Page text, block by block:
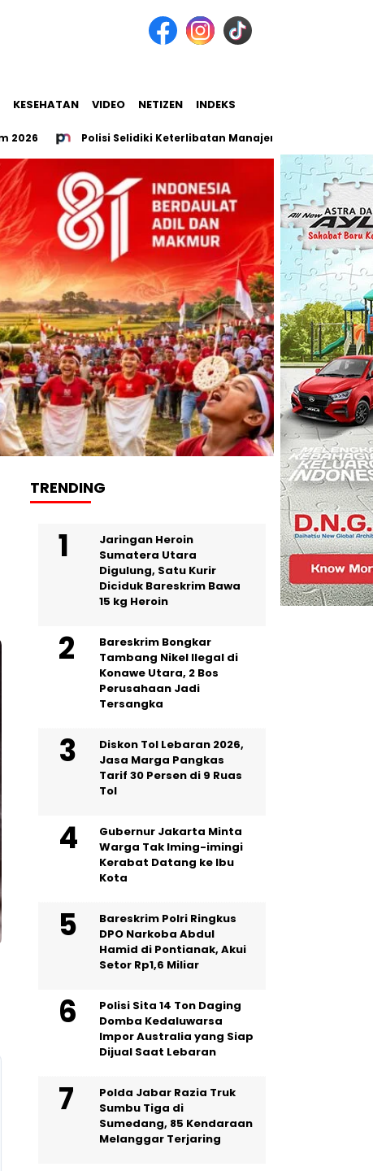
KESEHATAN VIDEO NETIZEN INDEKS
Polisi Selidiki Keterlibatan Manajemen THM Five Star dalam
TRENDING
Jaringan Heroin
Sumatera Utara
Digulung, Satu Kurir
Diciduk Bareskrim Bawa
15 kg Heroin
Bareskrim Bongkar
Tambang Nikel Ilegal di
Konawe Utara, 2 Bos
Perusahaan Jadi
Tersangka
Diskon Tol Lebaran 2026,
Jasa Marga Pangkas
Tarif 30 Persen di 9 Ruas
Tol
Gubernur Jakarta Minta
Warga Tak Iming-imingi
Kerabat Datang ke Ibu
Kota
Bareskrim Polri Ringkus
DPO Narkoba Abdul
Hamid di Pontianak, Akui
Setor Rp1,6 Miliar
Polisi Sita 14 Ton Daging
Domba Kedaluwarsa
Impor Australia yang Siap
Dijual Saat Lebaran
Polda Jabar Razia Truk
Sumbu Tiga di
Sumedang, 85 Kendaraan
Melanggar Terjaring